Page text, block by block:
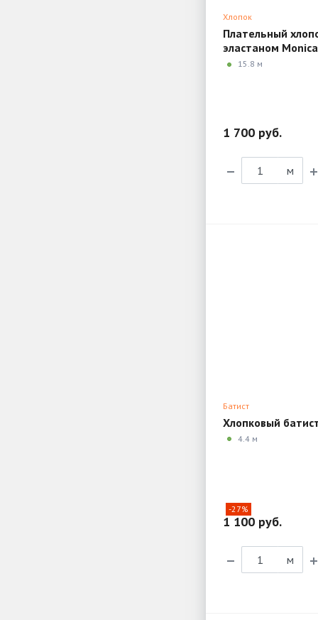
Хлопок
Плательный
эластаном
MX189
15.8 м
1 700 руб.
м
Батист
Хлопковый
4.4 м
-27%
1 100 руб.
м